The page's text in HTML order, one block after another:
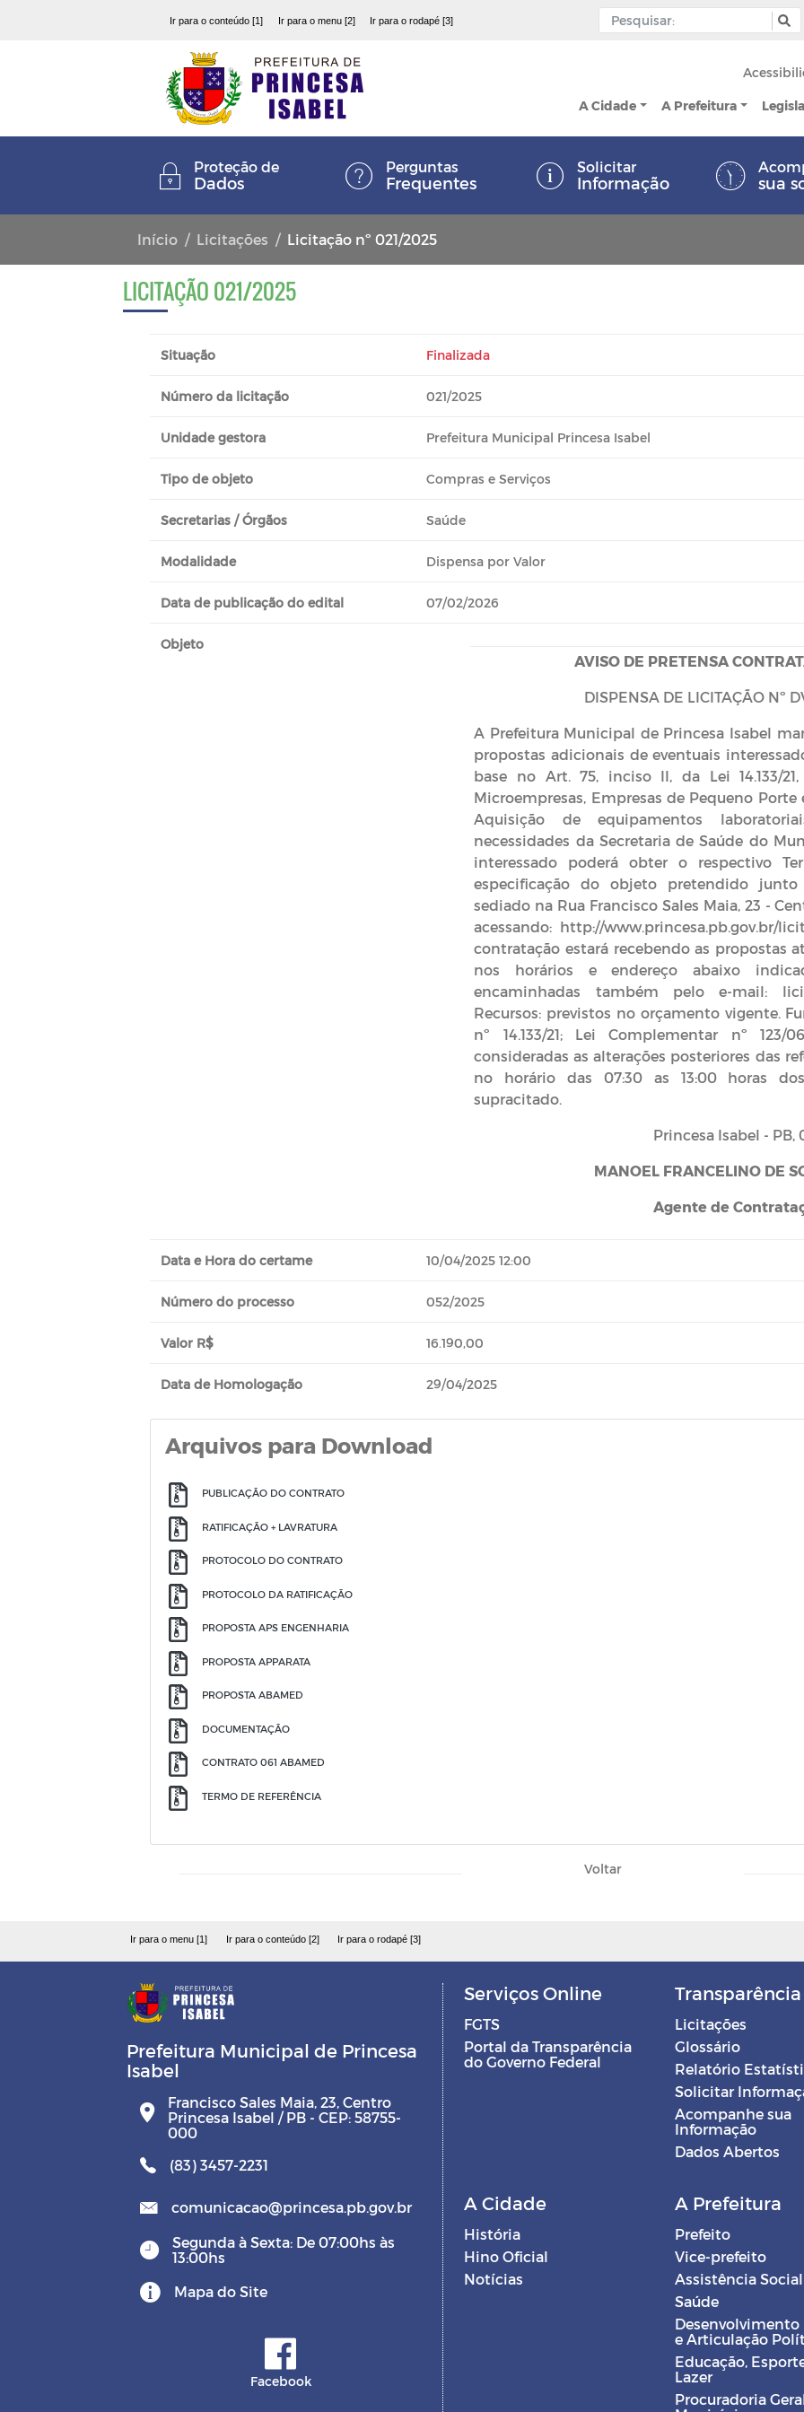
Ir para o conteúdo [1] Ir para o menu [2] Ir para o rodapé [3]
A Cidade A Prefeitura
Proteção de
Dados
Perguntas
Frequentes
Solicitar
Informação sua
Início Licitações Licitação nº 021/2025
LICITAÇÃO 021/2025
Situação Finalizada
Número da licitação 021/2025
Unidade gestora Prefeitura Municipal Princesa Isabel
Tipo de objeto Compras e Serviços
Secretarias / Órgãos Saúde
Modalidade Dispensa por Valor
Data de publicação do edital 07/02/2026
Objeto
AVISO DE PRETENSA
DISPENSA DE LICITAÇÃO Nº
A Prefeitura Municipal de Princesa Isabel
propostas adicionais de eventuais
base no Art. 75, inciso II, da Lei 14.133/
Microempresas, Empresas de Pequeno
Aquisição de equipamentos
necessidades da Secretaria de Saúde do
interessado poderá obter o respectivo
especificação do objeto pretendido
sediado na Rua Francisco Sales Maia, 23 -
acessando: http://www.princesa.pb.gov.br/
contratação estará recebendo as propostas
nos horários e endereço abaixo
encaminhadas também pelo e-mail:
Recursos: previstos no orçamento vigente.
nº 14.133/21; Lei Complementar nº 123/
consideradas as alterações posteriores das
no horário das 07:30 as 13:00 horas
supracitado.
Princesa Isabel - PB, 07 de
MANOEL FRANCELINO DE
Agente de
Data e Hora do certame 10/04/2025 12:00
Número do processo 052/2025
Valor R$ 16.190,00
Data de Homologação 29/04/2025
Arquivos para Download
PUBLICAÇÃO DO CONTRATO
RATIFICAÇÃO + LAVRATURA
PROTOCOLO DO CONTRATO
PROTOCOLO DA RATIFICAÇÃO
PROPOSTA APS ENGENHARIA
PROPOSTA APPARATA
PROPOSTA ABAMED
DOCUMENTAÇÃO
CONTRATO 061 ABAMED
TERMO DE REFERÊNCIA
Voltar
Ir para o menu [1] Ir para o conteúdo [2] Ir para o rodapé [3]
Prefeitura Municipal de Princesa
Isabel
Francisco Sales Maia, 23, Centro
Princesa Isabel / PB - CEP: 58755-
000
(83) 3457-2231
comunicacao@princesa.pb.gov.br
Segunda à Sexta: De 07:00hs às
13:00hs
Mapa do Site
Facebook
Serviços Online
FGTS
Portal da Transparência
do Governo Federal
Transparência
Licitações
Glossário
Relatório
Solicitar
Acompanhe sua
Informação
Dados Abertos
A Cidade
História
Hino Oficial
Notícias
A Prefeitura
Prefeito
Vice-prefeito
Assistência Social
Saúde
Desenvolvimento
e Articulação
Educação,
Lazer
Procuradoria